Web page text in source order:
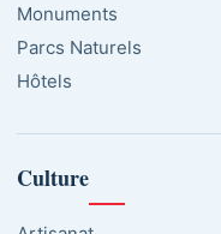
Monuments
Parcs Naturels
Hôtels
Culture